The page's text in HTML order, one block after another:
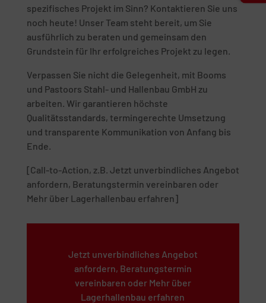
spezifisches Projekt im Sinn? Kontaktieren Sie uns
noch heute! Unser Team steht bereit, um Sie
ausführlich zu beraten und gemeinsam den
Grundstein für Ihr erfolgreiches Projekt zu legen.
Verpassen Sie nicht die Gelegenheit, mit Booms
und Pastoors Stahl- und Hallenbau GmbH zu
arbeiten. Wir garantieren höchste
Qualitätsstandards, termingerechte Umsetzung
und transparente Kommunikation von Anfang bis
Ende.
[Call-to-Action, z.B. Jetzt unverbindliches Angebot
anfordern, Beratungstermin vereinbaren oder
Mehr über Lagerhallenbau erfahren]
Jetzt unverbindliches Angebot
anfordern, Beratungstermin
vereinbaren oder Mehr über
Lagerhallenbau erfahren